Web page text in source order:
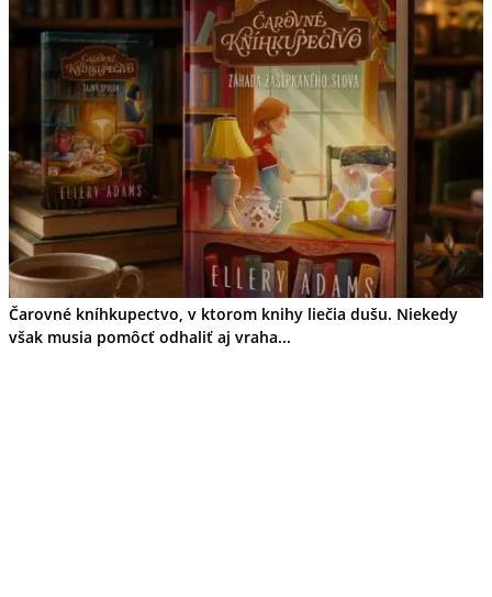
Čarovné kníhkupectvo, v ktorom knihy liečia dušu. Niekedy
však musia pomôcť odhaliť aj vraha...